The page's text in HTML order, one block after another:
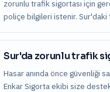
zorunlu trafik sigortası için
poliçe bilgileri istenir.
Sur'da zorunlu trafik
Hasar anında önce güvenliği
Enkar Sigorta ekibi size